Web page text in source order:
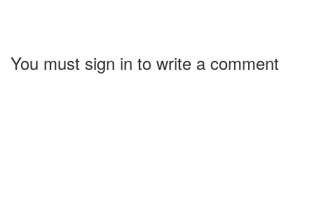
You must sign in to write a comment